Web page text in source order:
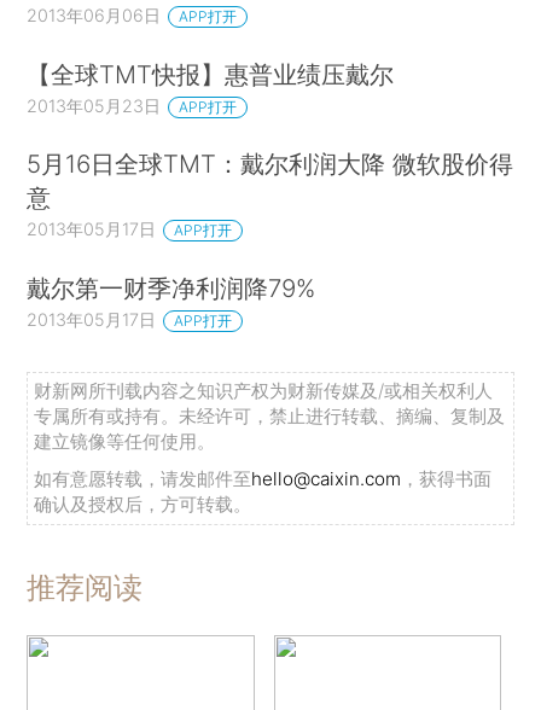
2013年06月06日 APP打开
【全球TMT快报】惠普业绩压戴尔
2013年05月23日 APP打开
5月16日全球TMT：戴尔利润大降 微软股价得
意
2013年05月17日 APP打开
戴尔第一财季净利润降79%
2013年05月17日 APP打开
财新网所刊载内容之知识产权为财新传媒及/或相关权利人
专属所有或持有。未经许可，禁止进行转载、摘编、复制及
建立镜像等任何使用。
如有意愿转载，请发邮件至hello@caixin.com ，获得书面
确认及授权后，方可转载。
推荐阅读